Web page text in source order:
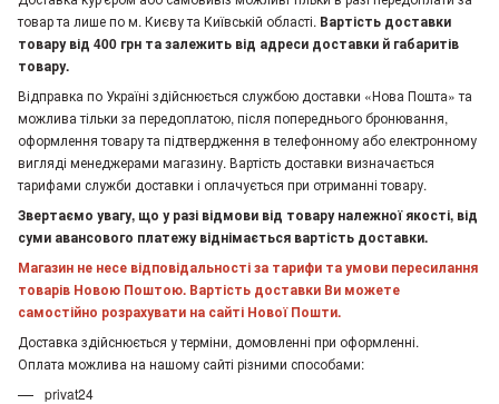
товар та лише по м. Києву та Київській області. Вартість доставки
товару від 400 грн та залежить від адреси доставки й габаритів
товару.
Відправка по Україні здійснюється службою доставки «Нова Пошта» та
можлива тільки за передоплатою, після попереднього бронювання,
оформлення товару та підтвердження в телефонному або електронному
вигляді менеджерами магазину. Вартість доставки визначається
тарифами служби доставки і оплачується при отриманні товару.
Звертаємо увагу, що у разі відмови від товару належної якості, від
суми авансового платежу віднімається вартість доставки.
Магазин не несе відповідальності за тарифи та умови пересилання
товарів Новою Поштою. Вартість доставки Ви можете
самостійно розрахувати на сайті Нової Пошти.
Доставка здійснюється у терміни, домовленні при оформленні.
Оплата можлива на нашому сайті різними способами:
privat24